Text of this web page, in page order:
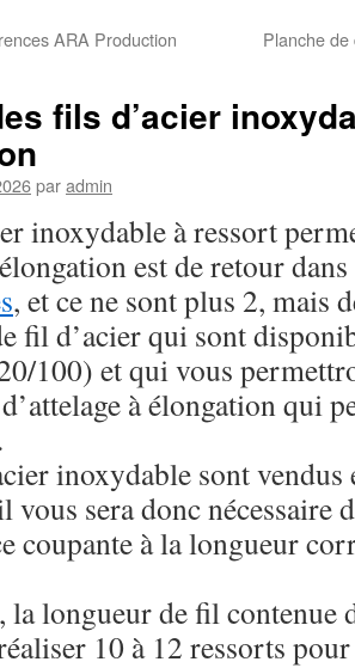
ARA Production Planche
fils d’acier
paradmin
inoxydable à ressort
est de retour
, et ce ne sont plus 2, mais
fil d’acier qui sont
100) et qui vous
à élongation qui
inoxydable sont
sera donc nécessaire
coupante à la longueur
la longueur de fil contenue
10 à 12 ressorts